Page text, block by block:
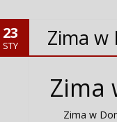
23
STY Zima w
Zima
Zima w